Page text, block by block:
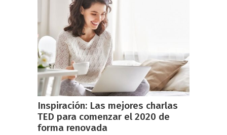
Inspiración: Las mejores charlas
TED para comenzar el 2020 de
forma renovada